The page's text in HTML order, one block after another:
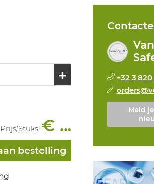
Prijs/Stuks: € ...
bestelling
+32 3
Meld